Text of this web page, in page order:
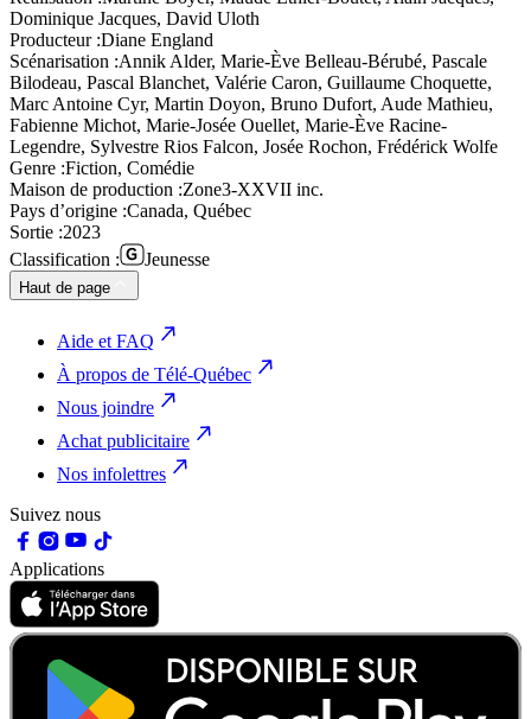
Dominique Jacques, David Uloth
Producteur :Diane England
Scénarisation :Annik Alder, Marie-Ève Belleau-Bérubé, Pascale
Bilodeau, Pascal Blanchet, Valérie Caron, Guillaume Choquette,
Marc Antoine Cyr, Martin Doyon, Bruno Dufort, Aude Mathieu,
Fabienne Michot, Marie-Josée Ouellet, Marie-Ève Racine-
Legendre, Sylvestre Rios Falcon, Josée Rochon, Frédérick Wolfe
Genre :Fiction, Comédie
Maison de production :Zone3-XXVII inc.
Pays d’origine :Canada, Québec
Sortie :2023
Classification :
Jeunesse
Haut de page
Aide et FAQ
À propos de Télé-Québec
Nous joindre
Achat publicitaire
Nos infolettres
Suivez nous
Applications